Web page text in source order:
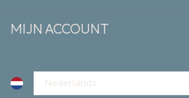
MIJN ACCOUNT